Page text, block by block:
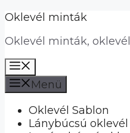
Kilépés
tartalomba
Oklevél minták
Oklevél minták,
Menü
Oklevél Sablon
Lánybúcsú oklevél